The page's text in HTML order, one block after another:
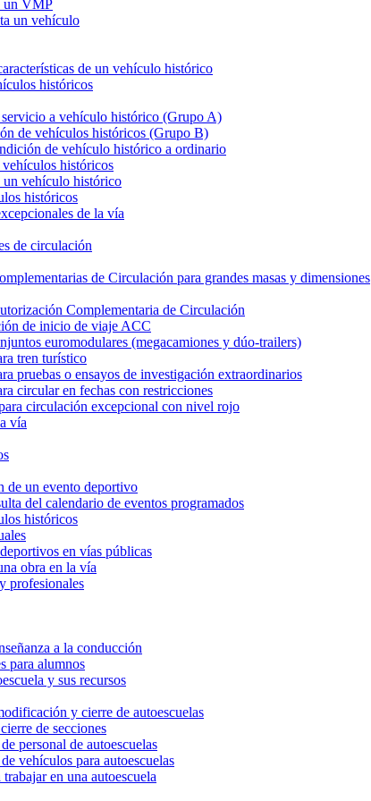
un VMP
un vehículo
de un vehículo histórico
históricos
a vehículo histórico (Grupo A)
de vehículos históricos (Grupo B)
de vehículo histórico a ordinario
históricos
vehículo histórico
históricos
de la vía
de circulación
de Circulación para grandes masas y dimensiones
Complementaria de Circulación
de inicio de viaje ACC
euromodulares (megacamiones y dúo-trailers)
tren turístico
pruebas o ensayos de investigación extraordinarios
circular en fechas con restricciones
circulación excepcional con nivel rojo
vía
de un evento deportivo
del calendario de eventos programados
históricos
en vías públicas
obra en la vía
profesionales
a la conducción
para alumnos
y sus recursos
y cierre de autoescuelas
de secciones
personal de autoescuelas
vehículos para autoescuelas
en una autoescuela